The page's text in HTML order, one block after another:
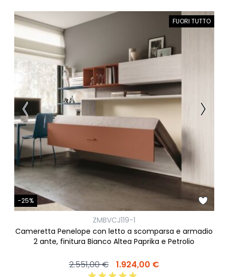
FUORI TUTTO
-25%
ZMBVCJ119-1
Cameretta Penelope con letto a scomparsa e armadio
2 ante, finitura Bianco Altea Paprika e Petrolio
2.551,00 € 1.924,00 €